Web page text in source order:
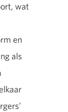
wat
en
als